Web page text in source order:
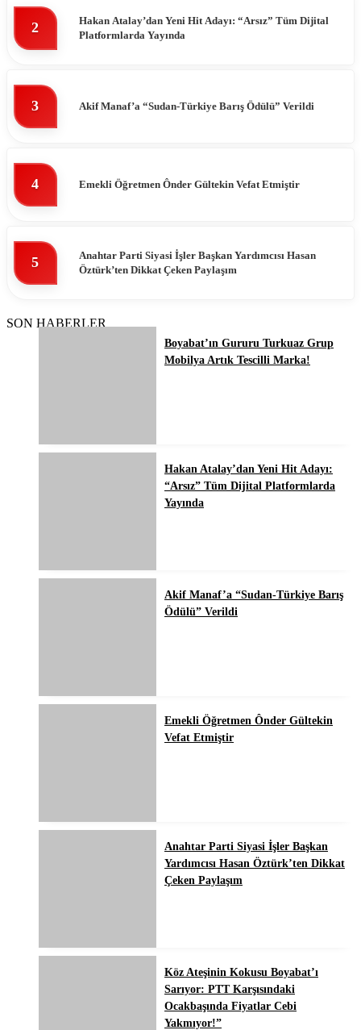
2
Hakan Atalay’dan Yeni Hit Adayı: “Arsız” Tüm Dijital
Platformlarda Yayında
3 Akif Manaf’a “Sudan-Türkiye Barış Ödülü” Verildi
4 Emekli Öğretmen Ônder Gültekin Vefat Etmiştir
5
Anahtar Parti Siyasi İşler Başkan Yardımcısı Hasan
Öztürk’ten Dikkat Çeken Paylaşım
SON HABERLER
Boyabat’ın Gururu Turkuaz Grup
Mobilya Artık Tescilli Marka!
Hakan Atalay’dan Yeni Hit Adayı:
“Arsız” Tüm Dijital Platformlarda
Yayında
Akif Manaf’a “Sudan-Türkiye Barış
Ödülü” Verildi
Emekli Öğretmen Ônder Gültekin
Vefat Etmiştir
Anahtar Parti Siyasi İşler Başkan
Yardımcısı Hasan Öztürk’ten Dikkat
Çeken Paylaşım
Köz Ateşinin Kokusu Boyabat’ı
Sarıyor: PTT Karşısındaki
Ocakbaşında Fiyatlar Cebi
Yakmıyor!”